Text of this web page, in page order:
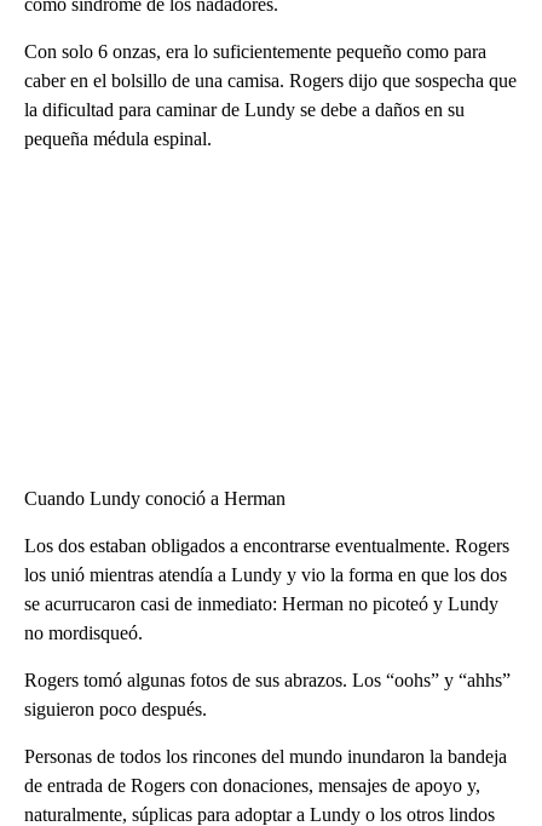
como síndrome de los nadadores.
Con solo 6 onzas, era lo suficientemente pequeño como para
caber en el bolsillo de una camisa. Rogers dijo que sospecha que
la dificultad para caminar de Lundy se debe a daños en su
pequeña médula espinal.
Cuando Lundy conoció a Herman
Los dos estaban obligados a encontrarse eventualmente. Rogers
los unió mientras atendía a Lundy y vio la forma en que los dos
se acurrucaron casi de inmediato: Herman no picoteó y Lundy
no mordisqueó.
Rogers tomó algunas fotos de sus abrazos. Los “oohs” y “ahhs”
siguieron poco después.
Personas de todos los rincones del mundo inundaron la bandeja
de entrada de Rogers con donaciones, mensajes de apoyo y,
naturalmente, súplicas para adoptar a Lundy o los otros lindos